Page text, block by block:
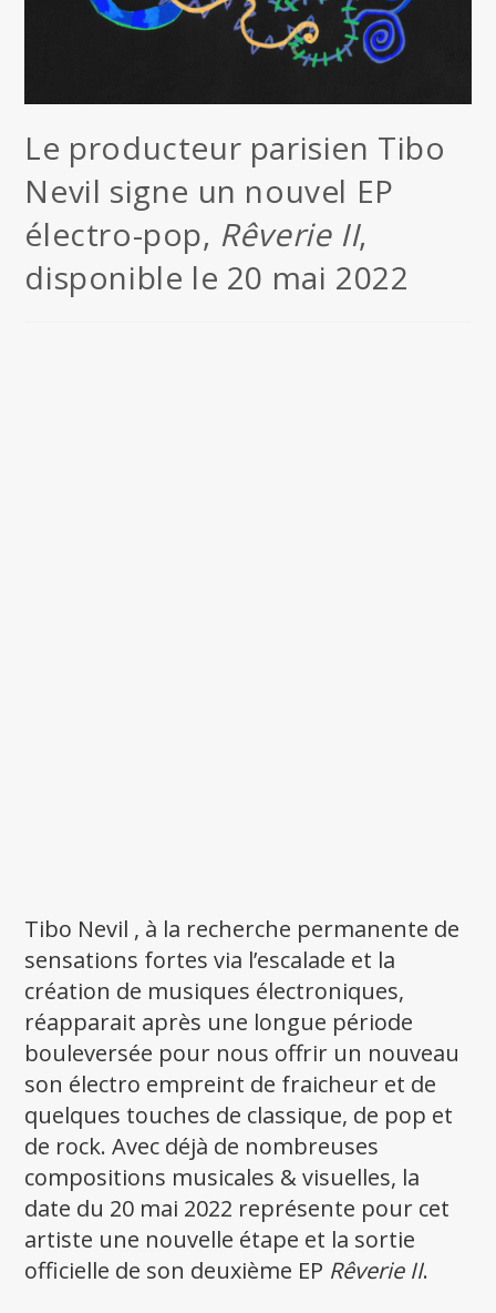
Le producteur parisien Tibo
Nevil signe un nouvel EP
électro-pop, Rêverie II,
disponible le 20 mai 2022
Tibo Nevil , à la recherche permanente de
sensations fortes via l’escalade et la
création de musiques électroniques,
réapparait après une longue période
bouleversée pour nous offrir un nouveau
son électro empreint de fraicheur et de
quelques touches de classique, de pop et
de rock. Avec déjà de nombreuses
compositions musicales & visuelles, la
date du 20 mai 2022 représente pour cet
artiste une nouvelle étape et la sortie
officielle de son deuxième EP Rêverie II.